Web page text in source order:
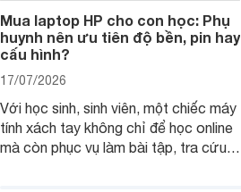
Mua laptop HP cho con học: Phụ
huynh nên ưu tiên độ bền, pin hay
cấu hình?
17/07/2026
Với học sinh, sinh viên, một chiếc máy
tính xách tay không chỉ để học online
mà còn phục vụ làm bài tập, tra cứu,